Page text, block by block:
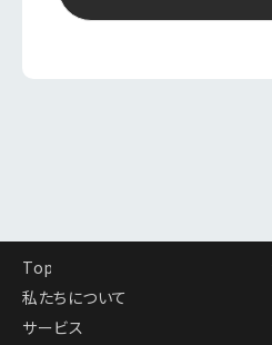
Top
私たちについて
サービス